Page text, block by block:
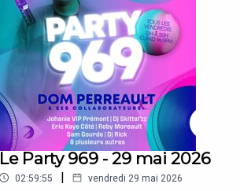
Le Party 969 - 29 mai 2026
02:59:55 | vendredi 29 mai 2026